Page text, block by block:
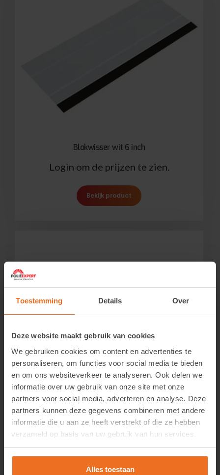
Toestemming Details Over
Deze website maakt gebruik van cookies
We gebruiken cookies om content en advertenties te
personaliseren, om functies voor social media te bieden
en om ons websiteverkeer te analyseren. Ook delen we
informatie over uw gebruik van onze site met onze
partners voor social media, adverteren en analyse. Deze
partners kunnen deze gegevens combineren met andere
informatie die u aan ze heeft verstrekt of die ze hebben
verzameld op basis van uw gebruik van hun services.
Alles toestaan
Blokwisser wit 6 inch
Login om de prijzen te zien.
Bekijk product
EZ Reach Goud of Platina
Login om de prijzen te zien.
Bekijk product